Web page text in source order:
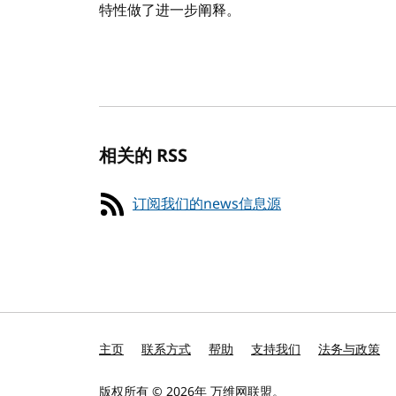
特性做了进一步阐释。
相关的 RSS
订阅我们的news信息源
主页 联系方式 帮助 支持我们 法务与政策
版权所有 © 2026年万维网联盟。